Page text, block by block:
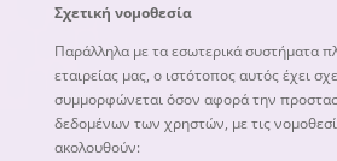
Σχετική νομοθεσία
Παράλληλα με τα εσωτερικά συστήματα
εταιρείας μας, ο ιστότοπος αυτός έχει
συμμορφώνεται όσον αφορά την
δεδομένων των χρηστών, με τις
ακολουθούν: